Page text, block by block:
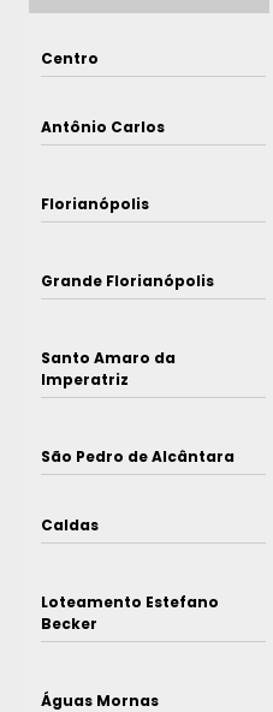
Centro
Antônio Carlos
Florianópolis
Grande Florianópolis
Santo Amaro da
Imperatriz
São Pedro de Alcântara
Caldas
Loteamento Estefano
Becker
Águas Mornas